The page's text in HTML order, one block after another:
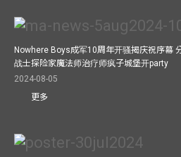
Nowhere Boys成军10周年开骚揭庆祝序幕
战士探险家魔法师治疗师疯子城堡开party
2024-08-05
更多